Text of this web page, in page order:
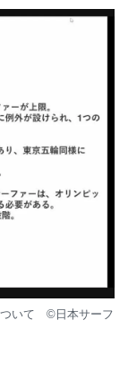
ついて ©︎日本サーフ